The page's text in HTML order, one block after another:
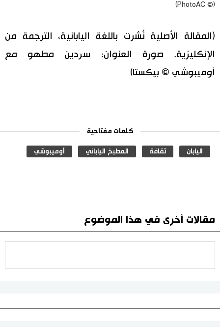
(© PhotoAC)
(المقالة الأصلية نُشرت باللغة اليابانية، الترجمة من
الإنكليزية. صورة العنوان: سردين مطهو مع
أوميبوشي © بيكستا)
كلمات مفتاحية
اليابان ثقافة المطبخ الياباني أوميبوشي
مقالات أخرى في هذا الموضوع